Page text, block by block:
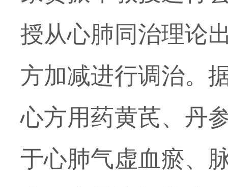
授从心肺同治理论
方加减进行调治。
心方用药黄芪、丹
于心肺气虚血瘀、